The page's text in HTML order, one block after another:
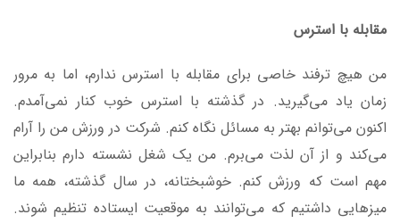
مقابله با استرس
من هیچ ترفند خاصی برای مقابله با استرس ندارم، اما به مرور
زمان یاد می‌گیرید. در گذشته با استرس خوب کنار نمی‌آمدم.
اکنون می‌توانم بهتر به مسائل نگاه کنم. شرکت در ورزش من را آرام
می‌کند و از آن لذت می‌برم. من یک شغل نشسته دارم بنابراین
مهم است که ورزش کنم. خوشبختانه، در سال گذشته، همه ما
میزهایی داشتیم که می‌توانند به موقعیت ایستاده تنظیم شوند.